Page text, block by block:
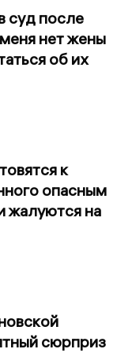
суд после
нет жены
об их
к
опасным
жалуются на
сюрприз